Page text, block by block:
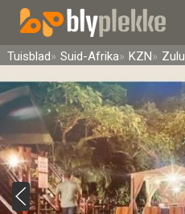
Tuisblad Suid-Afrika KZN